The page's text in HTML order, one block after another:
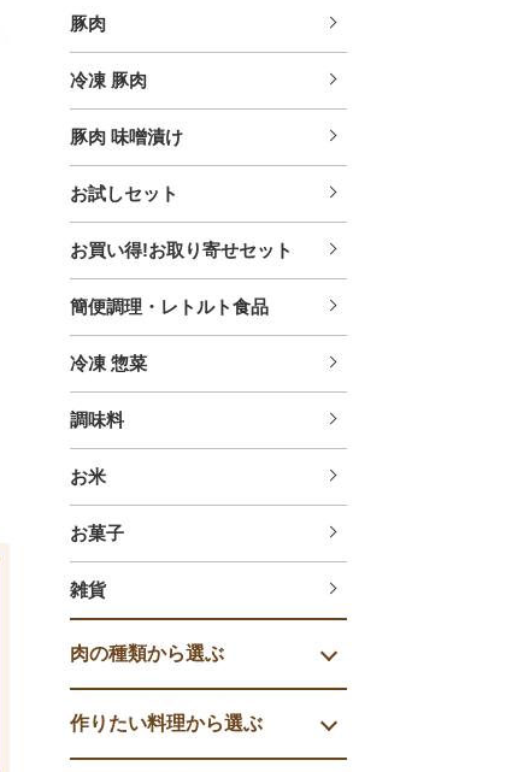
豚肉
冷凍 豚肉
豚肉 味噌漬け
お試しセット
お買い得!お取り寄せセット
簡便調理・レトルト食品
冷凍 惣菜
調味料
お米
お菓子
雑貨
肉の種類から選ぶ
作りたい料理から選ぶ